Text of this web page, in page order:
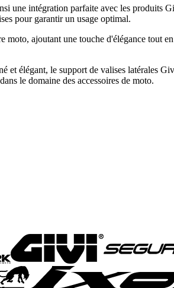
intégration parfaite avec les produits
pour garantir un usage optimal.
ajoutant une touche d'élégance tout
élégant, le support de valises latérales
le domaine des accessoires de moto.